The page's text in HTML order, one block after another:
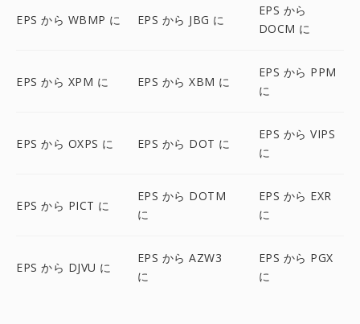
EPS から WBMP に EPS から JBG に
EPS から
DOCM に
EPS から XPM に EPS から XBM に
EPS から PPM
に
EPS から OXPS に EPS から DOT に
EPS から VIPS
に
EPS から PICT に
EPS から DOTM
に
EPS から EXR
に
EPS から DJVU に
EPS から AZW3
に
EPS から PGX
に